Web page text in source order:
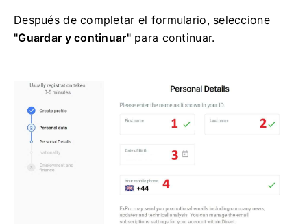
Después de completar el formulario, seleccione
"Guardar y continuar"para continuar.